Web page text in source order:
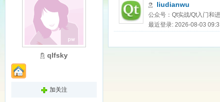
qlfsky
加关注
liudianwu
公众号：Qt实战/Qt入门和
最近登录: 2026-08-03